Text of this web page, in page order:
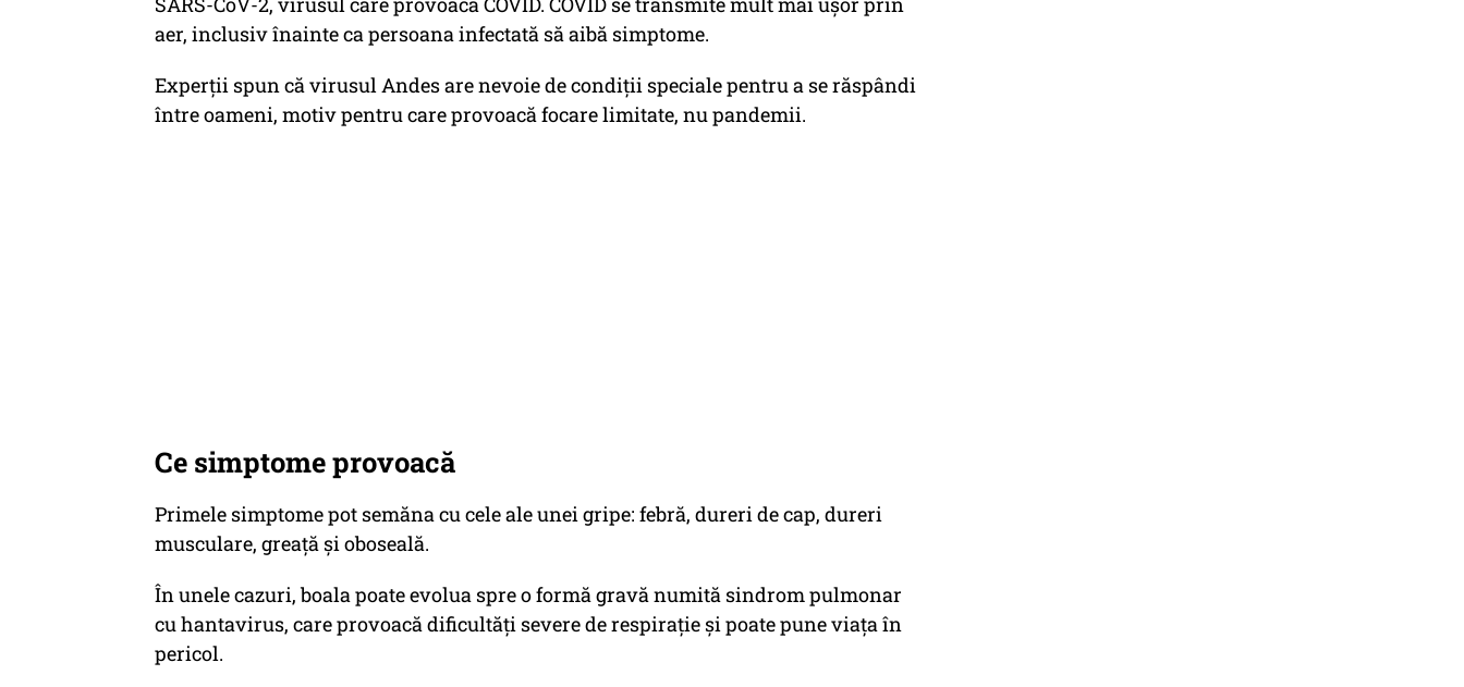
aer, inclusiv înainte ca persoana infectată să aibă simptome.
Experții spun că virusul Andes are nevoie de condiții speciale pentru a se răspândi
între oameni, motiv pentru care provoacă focare limitate, nu pandemii.
Ce simptome provoacă
Primele simptome pot semăna cu cele ale unei gripe: febră, dureri de cap, dureri
musculare, greață și oboseală.
În unele cazuri, boala poate evolua spre o formă gravă numită sindrom pulmonar
cu hantavirus, care provoacă dificultăți severe de respirație și poate pune viața în
pericol.